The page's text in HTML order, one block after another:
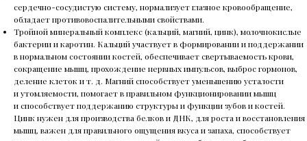
сердечно-сосудистую систему, нормализует глазное кровообращение,
обладает противовоспалительными свойствами.
Тройной минеральный комплекс (кальций, магний, цинк), молочнокислые
бактерии и каротин. Кальций участвует в формировании и поддержании
в нормальном состоянии костей, обеспечивает свертываемость крови,
сокращение мышц, прохождение нервных импульсов, выброс гормонов,
деление клеток и т. д. Магний способствует уменьшению усталости
и утомляемости, помогает в правильном функционировании мышц
и способствует поддержанию структуры и функции зубов и костей.
Цинк нужен для производства белков и ДНК, для роста и восстановления
мышц, важен для правильного ощущения вкуса и запаха, способствует